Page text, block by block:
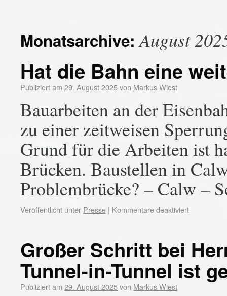
Monatsarchive:August
Hat die Bahn eine
Publiziert am 29. August 2025von Markus Wiest
Bauarbeiten an der
zu einer zeitweisen
Grund für die Arbeiten ist
Brücken. Baustellen in
Problembrücke? – Calw –
Veröffentlicht unter Presse | Kommentare deaktiviert
Großer Schritt bei
Tunnel-in-Tunnel ist
Publiziert am 29. August 2025von Markus Wiest